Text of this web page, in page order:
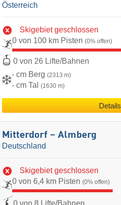
Österreich
Skigebiet geschlossen
0 von 100 km Pisten (0% offen)
0 von 26 Lifte/Bahnen
- cm Berg (2313 m)
- cm Tal (1630 m)
Details
Mitterdorf – Almberg
Deutschland
Skigebiet geschlossen
0 von 6,4 km Pisten (0% offen)
0 von 8 Lifte/Bahnen